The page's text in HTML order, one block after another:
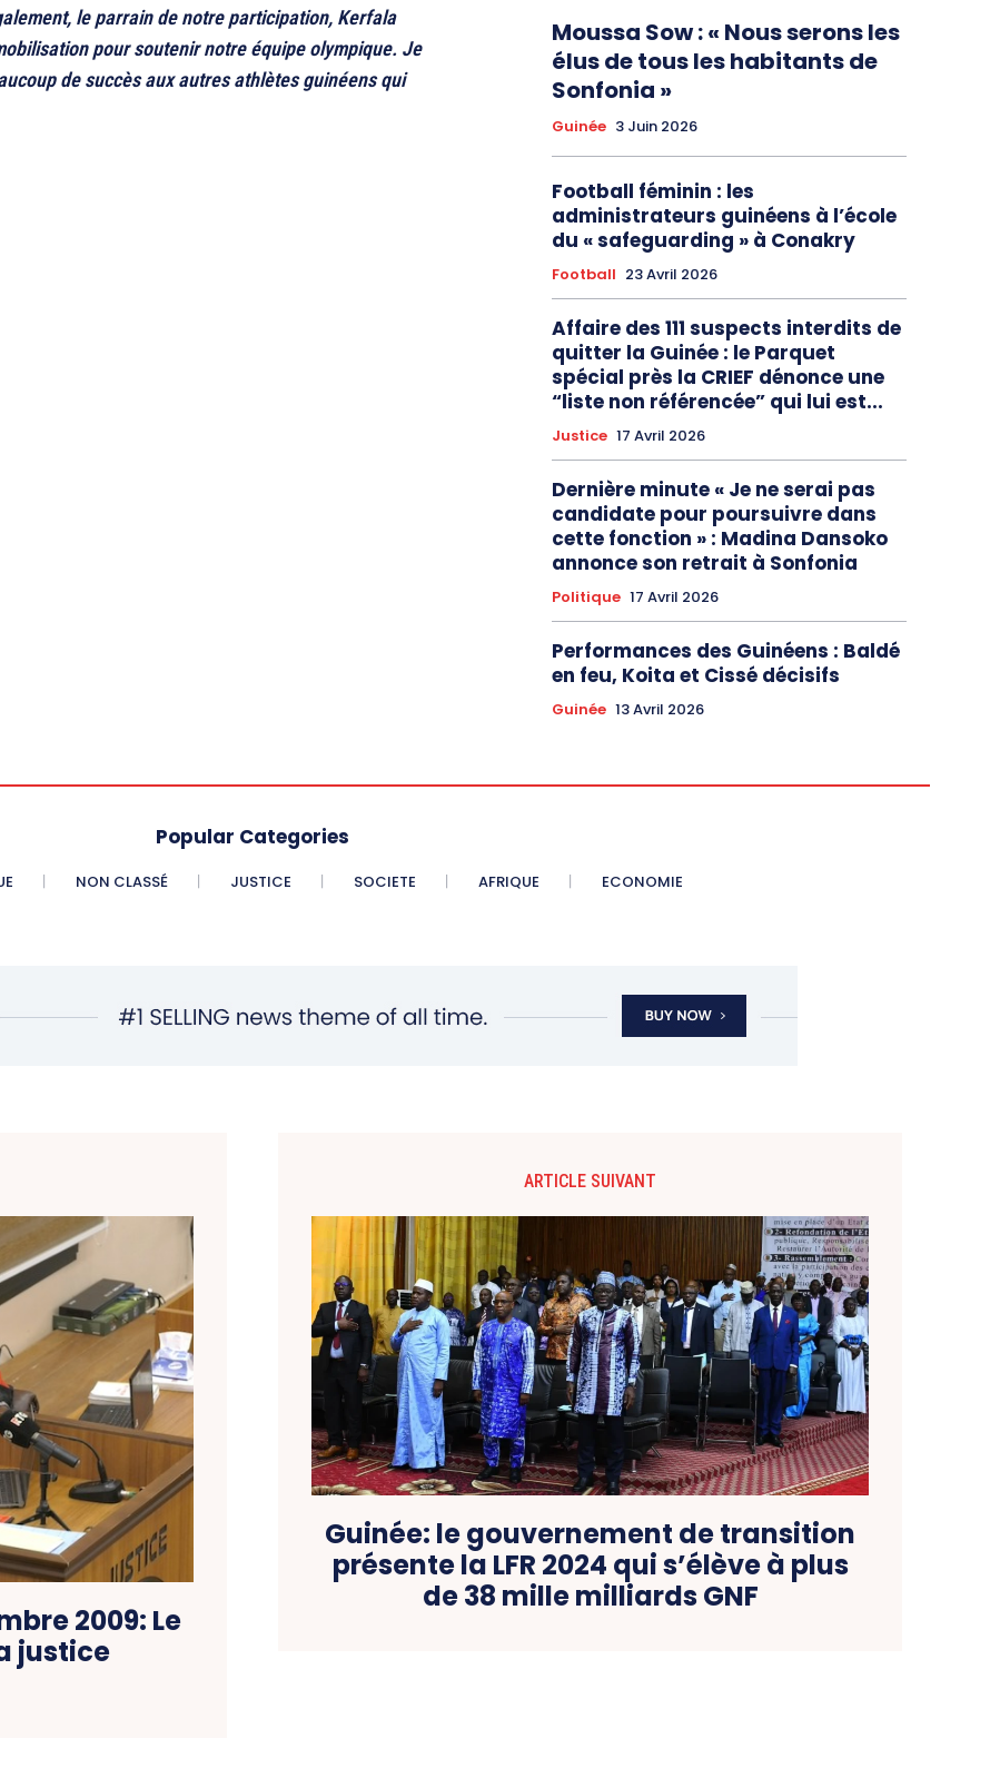
le parrain de notre participation, Kerfala
pour soutenir notre équipe olympique. Je
de succès aux autres athlètes guinéens qui
Moussa Sow : « Nous serons les
élus de tous les habitants de
Sonfonia »
Guinée 3 Juin 2026
Football féminin : les
administrateurs guinéens à l’école
du « safeguarding » à Conakry
Football 23 Avril 2026
Affaire des 111 suspects interdits de
quitter la Guinée : le Parquet
spécial près la CRIEF dénonce une
“liste non référencée” qui lui est...
Justice 17 Avril 2026
Dernière minute « Je ne serai pas
candidate pour poursuivre dans
cette fonction » : Madina Dansoko
annonce son retrait à Sonfonia
Politique 17 Avril 2026
Performances des Guinéens : Baldé
en feu, Koita et Cissé décisifs
Guinée 13 Avril 2026
Popular Categories
NON CLASSÉ JUSTICE SOCIETE AFRIQUE ECONOMIE
2009: Le
justice
ARTICLE SUIVANT
Guinée: le gouvernement de transition
présente la LFR 2024 qui s’élève à plus
de 38 mille milliards GNF